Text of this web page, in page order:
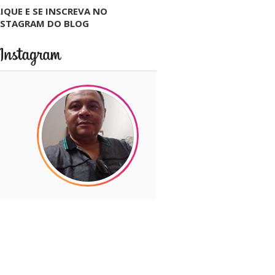
E SE INSCREVA NO
DO BLOG